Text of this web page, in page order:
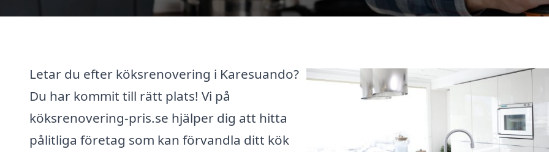
Letar du efter köksrenovering i Karesuando?
Du har kommit till rätt plats! Vi på
köksrenovering-pris.se hjälper dig att hitta
pålitliga företag som kan förvandla ditt kök